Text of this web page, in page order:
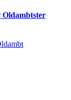
Oldambtster